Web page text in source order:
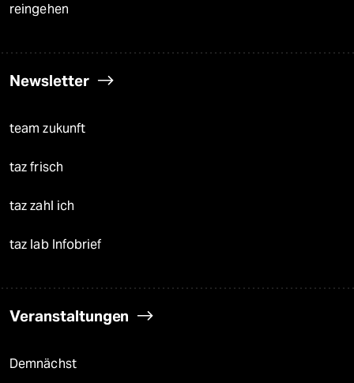
reingehen
Newsletter
team zukunft
taz frisch
taz zahl ich
taz lab Infobrief
Veranstaltungen
Demnächst